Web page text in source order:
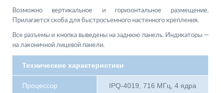
Возможно вертикальное и горизонтальное размещение.
Прилагается скоба для быстросъемного настенного крепления.
Все разъемы и кнопка выведены на заднюю панель. Индикаторы —
на лаконичной лицевой панели.
Технические характеристики
Процессор IPQ-4019, 716 МГц, 4 ядра